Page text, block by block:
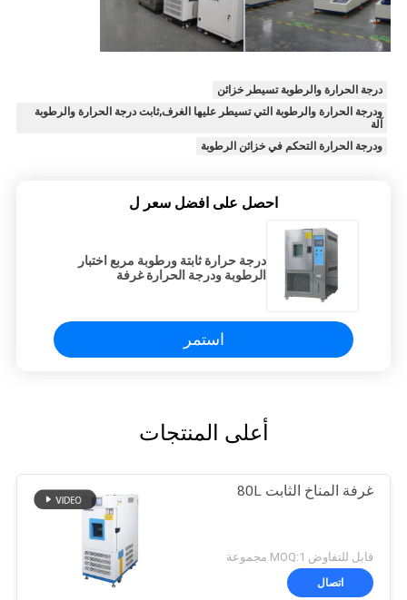
درجة الحرارة والرطوبة تسيطر خزائن
ودرجة الحرارة والرطوبة التي تسيطر عليها الغرف,ثابت درجة الحرارة والرطوبة
آلة
ودرجة الحرارة التحكم في خزائن الرطوبة
احصل على افضل سعر ل
درجة حرارة ثابتة ورطوبة مربع اختبار
الرطوبة ودرجة الحرارة غرفة
استمر
أعلى المنتجات
غرفة المناخ الثابت 80L
قابل للتفاوض MOQ:1 مجموعة
اتصال